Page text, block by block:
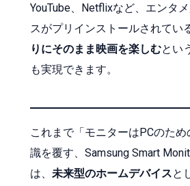
YouTube、Netflixなど、エンタ
スがプリインストールされてい
りにそのまま映画を楽しむとい
も実現できます。
これまで「モニターはPCのた
識を覆す、Samsung Smart
は、 未来型のホームデバイスと